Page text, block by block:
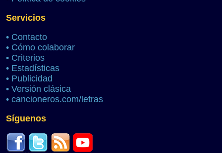
Servicios
• Contacto
• Cómo colaborar
• Criterios
• Estadísticas
• Publicidad
• Versión clásica
• cancioneros.com/letras
Síguenos